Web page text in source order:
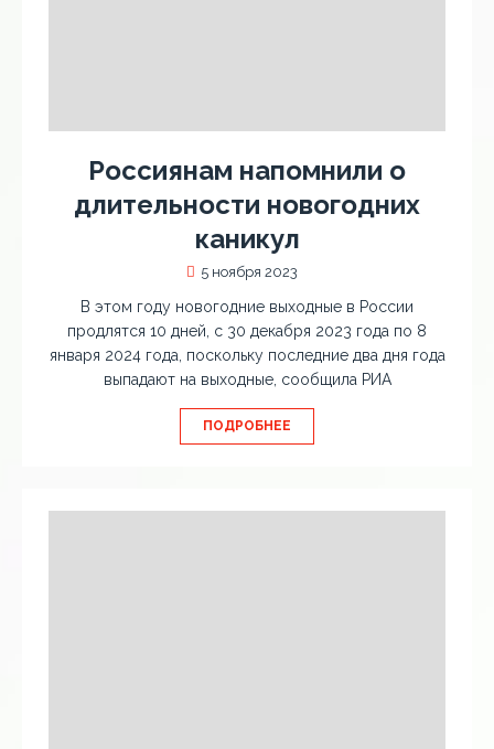
Россиянам напомнили о
длительности новогодних
каникул
5 ноября 2023
В этом году новогодние выходные в России
продлятся 10 дней, с 30 декабря 2023 года по 8
января 2024 года, поскольку последние два дня года
выпадают на выходные, сообщила РИА
ПОДРОБНЕЕ